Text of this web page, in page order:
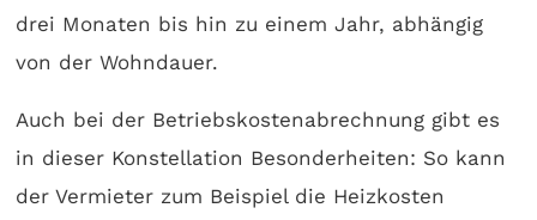
drei Monaten bis hin zu einem Jahr, abhängig
von der Wohndauer.
Auch bei der Betriebskostenabrechnung gibt es
in dieser Konstellation Besonderheiten: So kann
der Vermieter zum Beispiel die Heizkosten